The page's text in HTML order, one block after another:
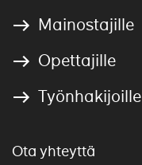
Mainostajille
Opettajille
Työnhakijoille
Ota yhteyttä